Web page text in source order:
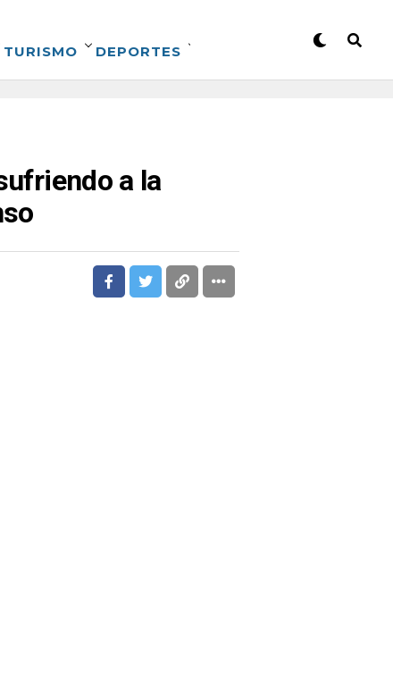
TURISMO DEPORTES
a la